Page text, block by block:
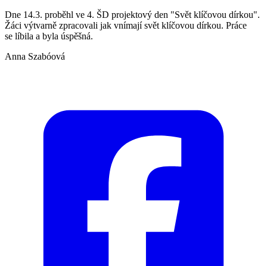
Dne 14.3. proběhl ve 4. ŠD projektový den "Svět klíčovou dírkou".
Žáci výtvarně zpracovali jak vnímají svět klíčovou dírkou. Práce
se líbila a byla úspěšná.
Anna Szabóová